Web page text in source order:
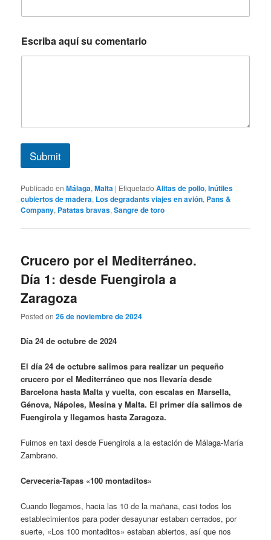
N
m
r
Escriba aquí su comentario
Submit
Publicado en Málaga,Malta | Etiquetado Alitas de pollo,Inútiles
cubiertos de madera, Los degradants viajes en avión, Pans &
Company, Patatas bravas,Sangre de toro
Crucero por el Mediterráneo.
Día 1: desde Fuengirola a
Zaragoza
Posted on26 de noviembre de 2024
Día 24 de octubre de 2024
El día 24 de octubre salimos para realizar un pequeño
crucero por el Mediterráneo que nos llevaría desde
Barcelona hasta Malta y vuelta, con escalas en Marsella,
Génova, Nápoles, Mesina y Malta. El primer día salimos de
Fuengirola y llegamos hasta Zaragoza.
Fuimos en taxi desde Fuengirola a la estación de Málaga-María
Zambrano.
Cervecería-Tapas «100 montaditos»
Cuando llegamos, hacia las 10 de la mañana, casi todos los
establecimientos para poder desayunar estaban cerrados, por
suerte, «Los 100 montaditos» estaban abiertos, así que nos